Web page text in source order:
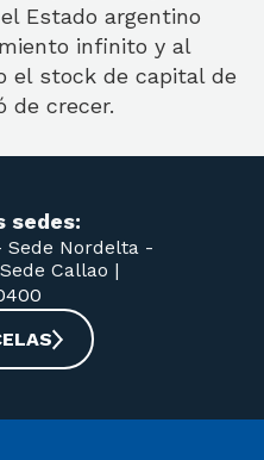
Estado argentino
infinito y al
el stock de capital de
de crecer.
sedes:
Sede Nordelta -
Sede Callao |